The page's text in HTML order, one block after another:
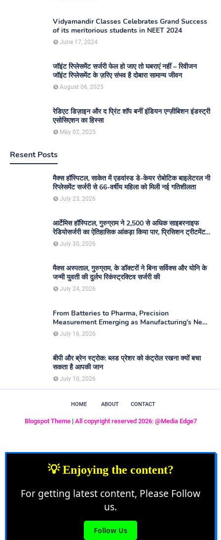
Vidyamandir Classes Celebrates Grand Success
of its meritorious students in NEET 2024
June 17, 2024
जॉइंट रिप्लेसमेंट सर्जरी फेल हो जाए तो घबराएं नहीं – रिवीजन
जॉइंट रिप्लेसमेंट के ज़रिए संभव है दोबारा सामान्य जीवन
August 06, 2025
रेडिएट डिज़ाइन और द प्रिंट शॉप बनीं इंडियन एग्ज़ीबिशन इंडस्ट्री
एसोसिएशन का हिस्सा
May 02, 2025
Resent Posts
मैक्स हॉस्पिटल, साकेत में एडवांस्ड डे-केयर रोबोटिक बाइलेटरल नी
रिप्लेसमेंट सर्जरी से 66-वर्षीय महिला को मिली नई गतिशीलता
July 23, 2026
आर्टेमिस हॉस्पिटल, गुरुग्राम ने 2,500 से अधिक साइबरनाइफ
रेडियोसर्जरी का ऐतिहासिक आंकड़ा किया पार, प्रिसिशन ट्रीटमेंट में
मजबूत की अपनी अग्रणी पहचान
July 30, 2026
मैक्स अस्पताल, गुरुग्राम, के डॉक्टरों ने बिना सर्विक्स और योनि के
जन्मी युवती की दुर्लभ रिकंस्ट्रक्टिव सर्जरी की
July 24, 2026
From Batteries to Pharma, Precision
Measurement Emerging as Manufacturing's New
Competitive Edge
July 16, 2026
बीपी और ब्रेन स्ट्रोक: ब्लड प्रेशर को कंट्रोल रखना क्यों बचा
सकता है आपकी जान
July 10, 2026
HOME ABOUT CONTACT
Blogspot Theme| All copyright reserved 2026: @Media Edge7
💡 Enjoying the content?
For getting latest content, Please Follow
us.
Follow Us